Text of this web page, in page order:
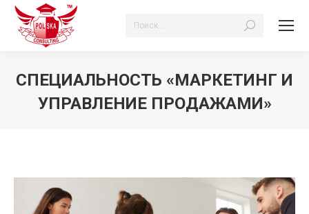
Поиск:
СПЕЦИАЛЬНОСТЬ «МАРКЕТИНГ И
УПРАВЛЕНИЕ ПРОДАЖАМИ»